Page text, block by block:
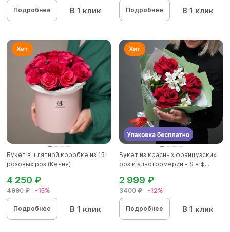
Подробнее В 1 клик Подробнее В 1 клик
Букет в шляпной коробке из 15
розовых роз (Кения)
4990 ₽ -15%
4 250 ₽
Подробнее В 1 клик
Букет из красных французских
роз и альстромерии - S в ф...
3400 ₽ -12%
2 999 ₽
Подробнее В 1 клик